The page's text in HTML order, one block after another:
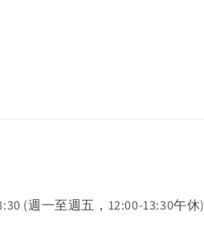
(週一至週五，12:00-13:30午休)